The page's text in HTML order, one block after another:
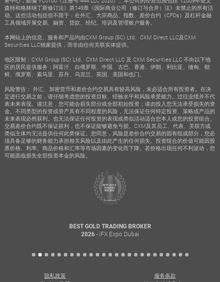
森特和格林纳丁斯修订法》第149章《国际商业公司（修订与合并）法》未禁止的所有活
动。这些活动包括但不限于：在外汇、大宗商品、指数、差价合约（CFDs）及杠杆金融
工具领域开展交易、融资、贷款、经纪、培训及管理账户服务。
本网站上的信息、服务和产品均由CXM Group (SC) Ltd、CXM Direct LLC及CXM
Securities LLC独家提供，而非由任何关联实体提供。
地区限制：CXM Group (SC) Ltd、CXM Direct LLC 及 CXM Securities LLC 不向以下地
区的居民提供服务：阿富汗、白俄罗斯、中国、古巴、香港、伊朗、利比亚、缅甸、朝
鲜、俄罗斯、索马里、苏丹、乌克兰、英国、美国和也门。
风险警告： 外汇、加密货币和差价合约交易具有较高风险，未必适合所有投资者。在决
定进行交易之前，请仔细考虑您的投资目标、经验水平和风险承受能力。过往业绩并不代
表未来表现。请注意，您可能会损失部分或全部初始投资；请勿投入您无法承受损失的资
金。不同类型的投资或资产具有不同程度的风险，无法保证任何特定投资、策略或产品的
未来表现必然获利。也无法保证任何投资的表现或类似活动适合您本人或您的投资组合。
交易差价合约既不保证获利，也不保证能够避免亏损。CXM及其员工、代表、关联方或
类似主体均无法提供任何此类保证。您同意，风险是差价合约交易的固有组成部分，您必
须具备足够的财务能力承担相关风险以及由此产生的任何损失。投资组合的价值可能因股
票价格、利率、商品价格和汇率等市场因素的变化而下降。若价格出现任何不利波动，您
可能面临损失全部投资本金的风险。
BEST GOLD TRADING BROKER
2026 - iFX Expo Dubai
隐私政策
服务条款